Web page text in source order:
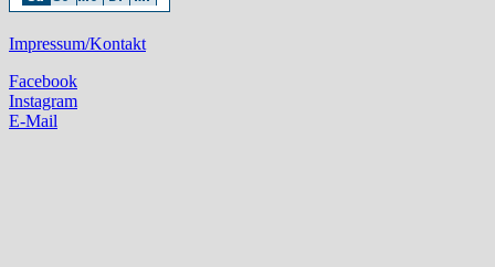
Impressum/Kontakt
Facebook
Instagram
E-Mail